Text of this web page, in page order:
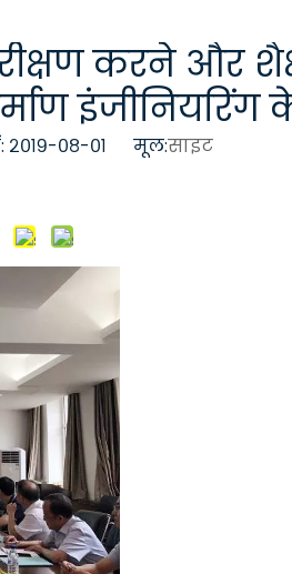
करने और
०८-०१ मूल:साइट